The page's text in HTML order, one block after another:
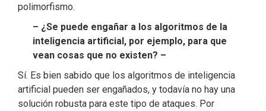
polimorfismo.
– ¿Se puede engañar a los algoritmos de la
inteligencia artificial, por ejemplo, para que
vean cosas que no existen? –
Sí. Es bien sabido que los algoritmos de inteligencia
artificial pueden ser engañados, y todavía no hay una
solución robusta para este tipo de ataques. Por